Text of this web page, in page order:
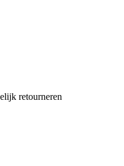
retourneren